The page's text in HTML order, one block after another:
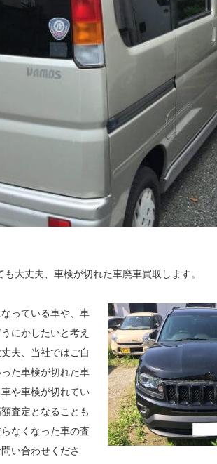
大丈夫、車検が切れた車廃車買取します。
っている車や、車
にかしたいと考え
夫、当社ではご自
た車検が切れた車
や車検が切れてい
査定となることも
なくなった車の査
い合わせくださ